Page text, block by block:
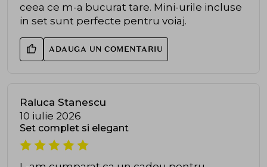
ceea ce m-a bucurat tare. Mini-urile incluse
in set sunt perfecte pentru voiaj.
ADAUGA UN COMENTARIU
Raluca Stanescu
10 iulie 2026
Set complet si elegant